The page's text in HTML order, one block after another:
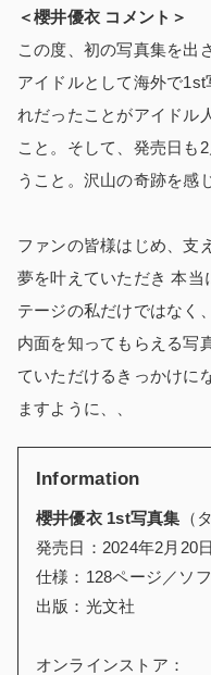
＜櫻井優衣 コメント＞
この度、初の写真集を出
アイドルとして海外で
れだったことがアイドル
こと。そして、発売日も
うこと。沢山の奇跡を感
ファンの皆様はじめ、支
夢を叶えていただき 本当
テージの私だけではなく
内面を知ってもらえる写
ていただけるきっかけに
ますように、、
Information
櫻井優衣 1st写真集 （
発売日：2024年2月20
仕様：128ページ／ソ
出版：光文社
オンラインストア：